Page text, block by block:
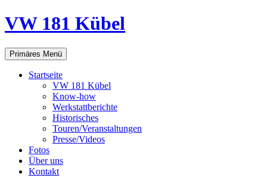
VW 181 Kübel
Suchen
Primäres Menü Springe
zum
Startseite
VW 181 Kübel
Know-how
Werkstattberichte
Historisches
Touren/Veranstaltungen
Presse/Videos
Fotos
Über uns
Kontakt